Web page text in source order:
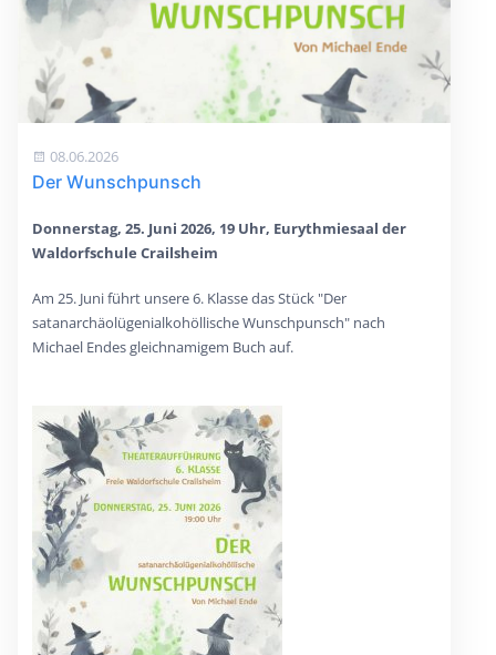
08.06.2026
Der Wunschpunsch
Donnerstag, 25. Juni 2026, 19 Uhr, Eurythmiesaal der
Waldorfschule Crailsheim
Am 25. Juni führt unsere 6. Klasse das Stück "Der
satanarchäolügenialkohöllische Wunschpunsch" nach
Michael Endes gleichnamigem Buch auf.